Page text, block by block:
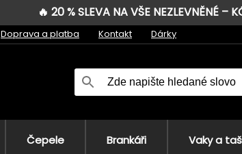
🔥 20 % SLEVA NA VŠE NEZLEVNĚNÉ –
Doprava a platba Kontakt Dárky
Čepele Brankáři Vaky a